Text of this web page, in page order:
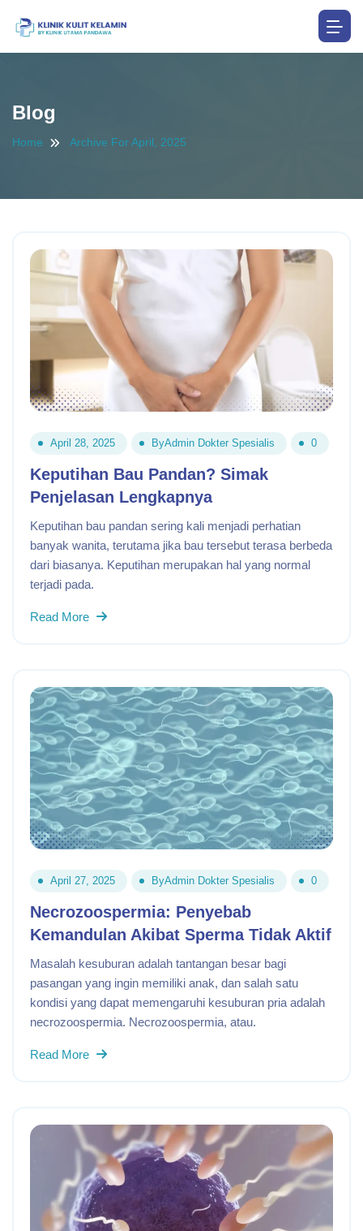
Blog
Home Archive For April, 2025
April 28, 2025 ByAdmin Dokter Spesialis 0
Keputihan Bau Pandan? Simak
Penjelasan Lengkapnya
Keputihan bau pandan sering kali menjadi perhatian
banyak wanita, terutama jika bau tersebut terasa berbeda
dari biasanya. Keputihan merupakan hal yang normal
terjadi pada.
Read More
April 27, 2025 ByAdmin Dokter Spesialis 0
Necrozoospermia: Penyebab
Kemandulan Akibat Sperma Tidak Aktif
Masalah kesuburan adalah tantangan besar bagi
pasangan yang ingin memiliki anak, dan salah satu
kondisi yang dapat memengaruhi kesuburan pria adalah
necrozoospermia. Necrozoospermia, atau.
Read More